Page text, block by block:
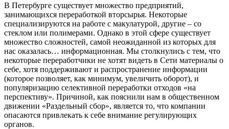
В Петербурге существует множество предприятий,
занимающихся переработкой вторсырья. Некоторые
специализируются на работе с макулатурой, другие – со
стеклом или полимерами. Однако в этой сфере существует
множество сложностей, самой неожиданной из которых для
нас оказалась… информационная. Мы столкнулись с тем, что
некоторые переработчики не хотят видеть в Сети материалы о
себе, хотя поддерживают и распространение информации
(которое позволяет, как минимум, увеличить оборот), и
популяризацию селективной переработки отходов «на
перспективу». Причиной, как пояснили нам в общественном
движении «Раздельный сбор», является то, что компании
опасаются привлекать к себе внимание регулирующих
органов.